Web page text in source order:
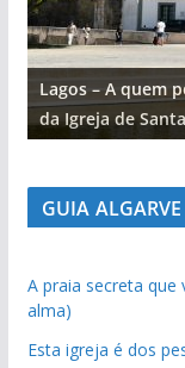
Lagos – A quem
da Igreja de
GUIA ALGARVE
A praia secreta
alma)
Esta igreja é dos